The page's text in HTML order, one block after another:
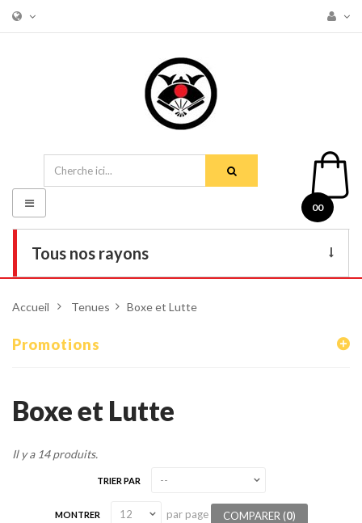
00
Tous nos rayons
Armes
Chaussures
Cible de frappe
Basculer
la
navigation
Accueil > Tenues > Boxe et Lutte
Promotions
Boxe et Lutte
Il y a 14 produits.
TRIER PAR
MONTRER par page COMPARER (0)